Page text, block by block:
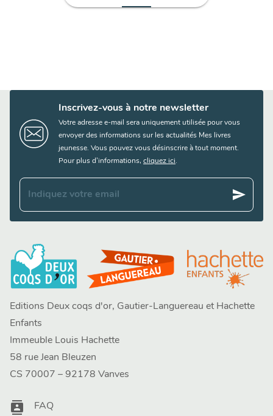
Inscrivez-vous à notre newsletter
Votre adresse e-mail sera uniquement utilisée pour vous
envoyer des informations sur les actualités Mes livres
jeunesse. Vous pouvez vous désinscrire à tout moment.
Pour plus d’informations, cliquez ici.
Indiquez votre email send
Editions Deux coqs d'or, Gautier-Languereau et Hachette
Enfants
Immeuble Louis Hachette
58 rue Jean Bleuzen
CS 70007 – 92178 Vanves
contacts FAQ